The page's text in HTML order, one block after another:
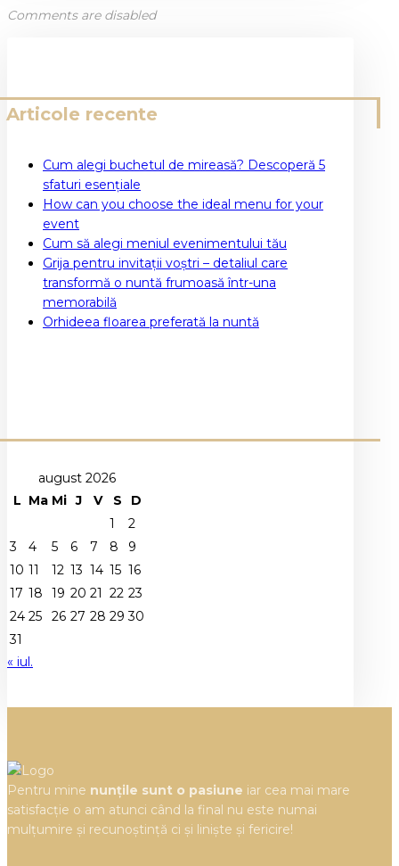
Comments are disabled
Articole recente
Cum alegi buchetul de mireasă? Descoperă 5
sfaturi esențiale
How can you choose the ideal menu for your
event
Cum să alegi meniul evenimentului tău
Grija pentru invitații voștri – detaliul care
transformă o nuntă frumoasă într-una
memorabilă
Orhideea floarea preferată la nuntă
august 2026
L Ma Mi J V S
D
1
2
3
4 5 6 7 8
9
10 11 12 13 14 15 16
17 18 19 20 21 22 23
24 25 26 27 28 29 30
31
« iul.
Pentru mine nunțile sunt o pasiune iar cea mai mare
satisfacție o am atunci când la final nu este numai
mulțumire și recunoștință ci și liniște și fericire!